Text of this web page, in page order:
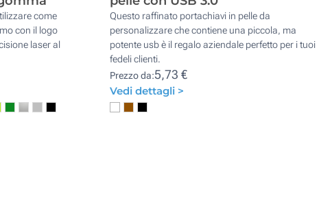
come
con il logo
laser al
Questo raffinato portachiavi in pelle da
personalizzare che contiene una piccola, ma
potente usb è il regalo aziendale perfetto per i tuoi
fedeli clienti.
Prezzo da:5,73 €
Vedi dettagli >